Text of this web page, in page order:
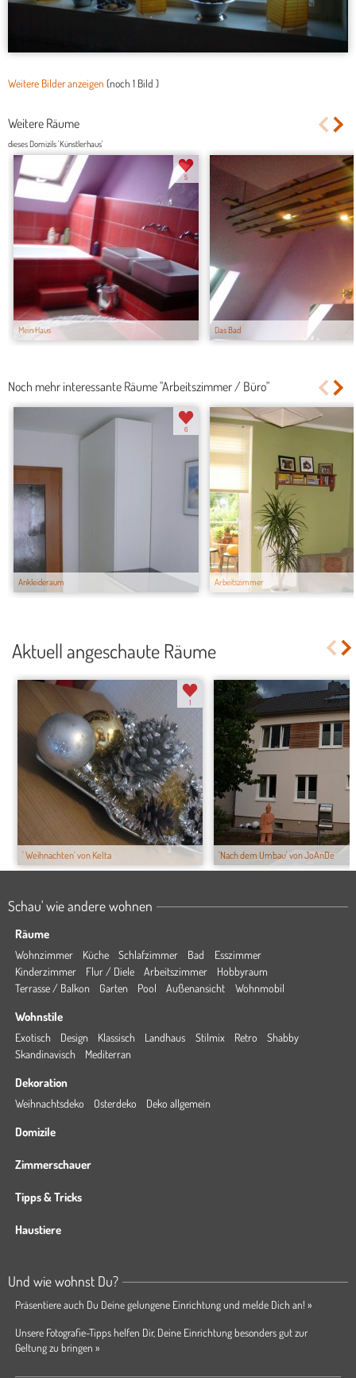
Weitere Bilder anzeigen (noch 1 Bild )
Weitere Räume
dieses Domizils 'Künstlerhaus'
Mein Haus
5
Das Bad
Noch mehr interessante Räume "Arbeitszimmer / Büro"
Ankleideraum
6
Arbeitszimmer
Aktuell angeschaute Räume
' Weihnachten' von Kelta
1
'Nach dem Umbau' von JoAnDe
Schau' wie andere wohnen
Räume
Wohnzimmer Küche Schlafzimmer Bad
Esszimmer
Kinderzimmer
Flur / Diele Arbeitszimmer
Hobbyraum
Terrasse / Balkon
Garten Pool Außenansicht Wohnmobil
Wohnstile
Exotisch Design Klassisch Landhaus Stilmix Retro
Shabby
Skandinavisch
Mediterran
Dekoration
Weihnachtsdeko Osterdeko Deko allgemein
Domizile
Zimmerschauer
Tipps & Tricks
Haustiere
Und wie wohnst Du?
Präsentiere auch Du Deine gelungene Einrichtung und melde Dich an! »
Unsere Fotografie-Tipps helfen Dir, Deine Einrichtung besonders gut zur
Geltung zu bringen »